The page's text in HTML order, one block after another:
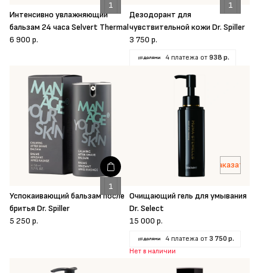
Интенсивно увлажняющий
бальзам 24 часа Selvert Thermal
6 900 р.
Дезодорант для
чувствительной кожи Dr. Spiller
3 750 р.
4 платежа от 938 р.
Успокаивающий бальзам после
бритья Dr. Spiller
5 250 р.
Заказать
Очищающий гель для умывания
Dr. Select
15 000 р.
4 платежа от 3 750 р.
Нет в наличии